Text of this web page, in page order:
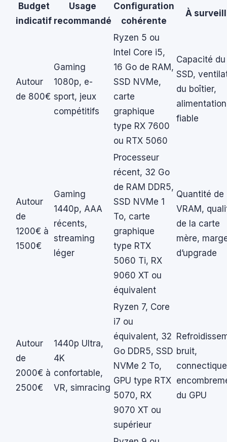
Budget
indicatif
Usage
recommandé
Configuration
cohérente
À
Autour
de 800€
Gaming
1080p, e-
sport, jeux
compétitifs
Ryzen 5 ou
Intel Core i5,
16 Go de RAM,
SSD NVMe,
carte
graphique
type RX 7600
ou RTX 5060
Capacité du
SSD,
du boîtier,
alimentation
fiable
Autour
de
1200€ à
1500€
Gaming
1440p, AAA
récents,
streaming
léger
Processeur
récent, 32 Go
de RAM DDR5,
SSD NVMe 1
To, carte
graphique
type RTX
5060 Ti, RX
9060 XT ou
équivalent
Quantité de
VRAM,
de la carte
mère,
d’upgrade
Autour
de
2000€ à
2500€
1440p Ultra,
4K
confortable,
VR, simracing
Ryzen 7, Core
i7 ou
équivalent, 32
Go DDR5, SSD
NVMe 2 To,
GPU type RTX
5070, RX
9070 XT ou
supérieur
bruit,
du GPU